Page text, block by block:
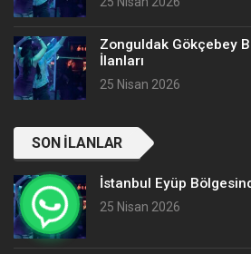
Zonguldak Gökçebey
İlanları
25 Nisan 2026
SON İLANLAR
İstanbul Eyüp
25 Nisan 2026